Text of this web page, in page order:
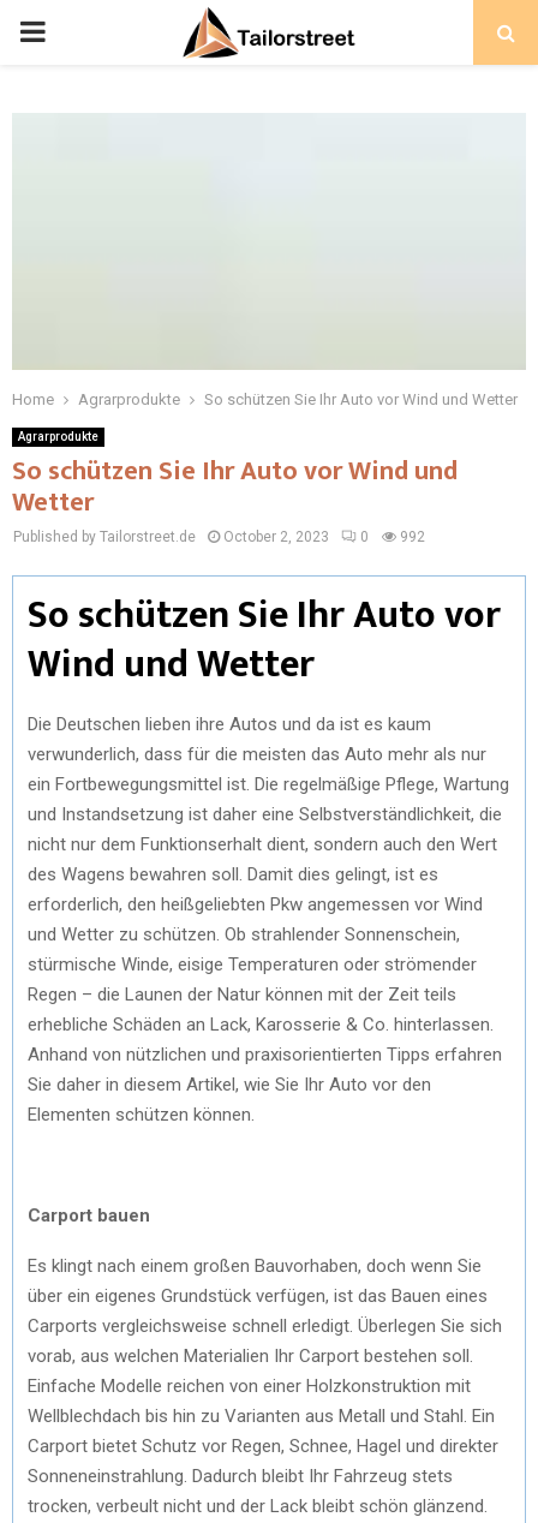
PRIMARY
Home Agrarprodukte So schützen Sie Ihr Auto vor Wind und Wetter
Agrarprodukte
So schützen Sie Ihr Auto vor Wind und
Wetter
Published by Tailorstreet.de October 2, 2023 0 992
So schützen Sie Ihr Auto vor
Wind und Wetter
Die Deutschen lieben ihre Autos und da ist es kaum
verwunderlich, dass für die meisten das Auto mehr als nur
ein Fortbewegungsmittel ist. Die regelmäßige Pflege, Wartung
und Instandsetzung ist daher eine Selbstverständlichkeit, die
nicht nur dem Funktionserhalt dient, sondern auch den Wert
des Wagens bewahren soll. Damit dies gelingt, ist es
erforderlich, den heißgeliebten Pkw angemessen vor Wind
und Wetter zu schützen. Ob strahlender Sonnenschein,
stürmische Winde, eisige Temperaturen oder strömender
Regen – die Launen der Natur können mit der Zeit teils
erhebliche Schäden an Lack, Karosserie & Co. hinterlassen.
Anhand von nützlichen und praxisorientierten Tipps erfahren
Sie daher in diesem Artikel, wie Sie Ihr Auto vor den
Elementen schützen können.
Carport bauen
Es klingt nach einem großen Bauvorhaben, doch wenn Sie
über ein eigenes Grundstück verfügen, ist das Bauen eines
Carports vergleichsweise schnell erledigt. Überlegen Sie sich
vorab, aus welchen Materialien Ihr Carport bestehen soll.
Einfache Modelle reichen von einer Holzkonstruktion mit
Wellblechdach bis hin zu Varianten aus Metall und Stahl. Ein
Carport bietet Schutz vor Regen, Schnee, Hagel und direkter
Sonneneinstrahlung. Dadurch bleibt Ihr Fahrzeug stets
trocken, verbeult nicht und der Lack bleibt schön glänzend.